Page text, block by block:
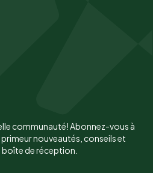
communauté! Abonnez-vous à
nouveautés, conseils et
de réception.